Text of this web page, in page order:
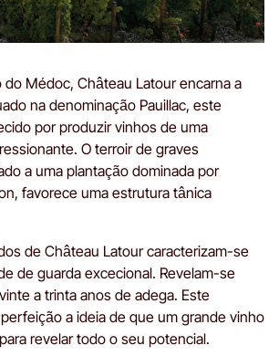
Médoc, Château Latour encarna a
na denominação Pauillac, este
por produzir vinhos de uma
O terroir de graves
a uma plantação dominada por
favorece uma estrutura tânica
de Château Latour caracterizam-se
de guarda excecional. Revelam-se
a trinta anos de adega. Este
a ideia de que um grande vinho
revelar todo o seu potencial.